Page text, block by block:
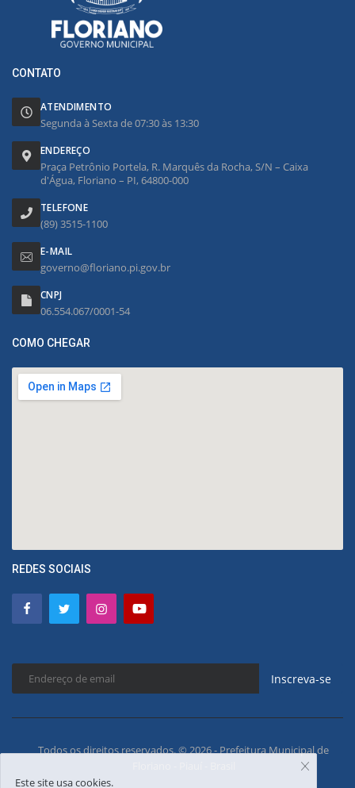
CONTATO
ATENDIMENTO
Segunda à Sexta de 07:30 às 13:30
ENDEREÇO
Praça Petrônio Portela, R. Marquês da Rocha, S/N – Caixa
d'Água, Floriano – PI, 64800-000
TELEFONE
(89) 3515-1100
E-MAIL
governo@floriano.pi.gov.br
CNPJ
06.554.067/0001-54
COMO CHEGAR
REDES SOCIAIS
Inscreva-se
Todos os direitos reservados. © 2026 - Prefeitura Municipal de
Este site usa cookies.